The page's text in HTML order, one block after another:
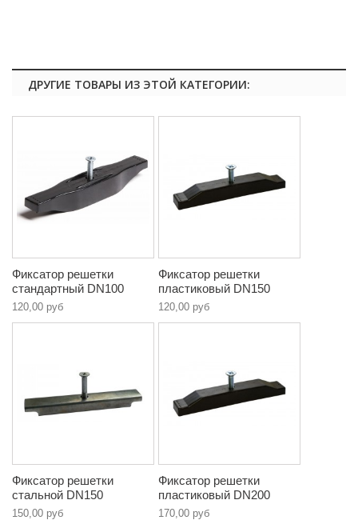
ДРУГИЕ ТОВАРЫ ИЗ ЭТОЙ КАТЕГОРИИ:
Фиксатор решетки
стандартный DN100
120,00 руб
Фиксатор решетки
пластиковый DN150
120,00 руб
Фиксатор решетки
стальной DN150
150,00 руб
Фиксатор решетки
пластиковый DN200
170,00 руб